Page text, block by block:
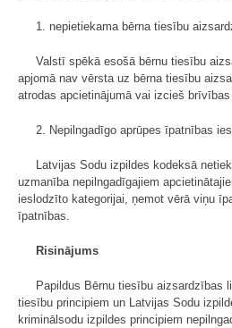
1. nepietiekama bērna tiesību
Valstī spēkā esošā bērnu tiesību
apjomā nav vērsta uz bērna tiesību
atrodas apcietinājumā vai izcieš
2. Nepilngadīgo aprūpes īpatnības
Latvijas Sodu izpildes kodeksā
uzmanība nepilngadīgajiem
ieslodzīto kategorijai, ņemot vērā viņu
īpatnības.
Risinājums
Papildus Bērnu tiesību aizsardzības
tiesību principiem un Latvijas Sodu
kriminālsodu izpildes principiem